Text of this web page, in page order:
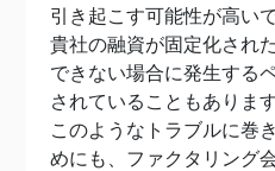
引き起こす可能性が高いで
貴社の融資が固定化され
できない場合に発生する
されていることもあります
このようなトラブルに巻
めにも、ファクタリング